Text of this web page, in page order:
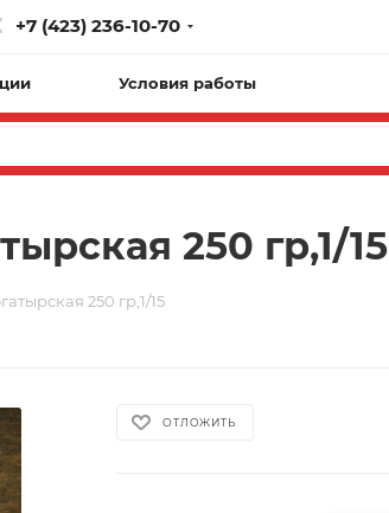
+7 (423) 236-10-70
Условия работы
250 гр,1/15
250 гр,1/15
ОТЛОЖИТЬ